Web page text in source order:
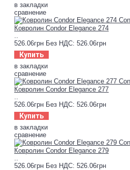
в закладки
сравнение
Ковролин Condor Elegance 274
526.06грн Без НДС: 526.06грн
Купить
в закладки
сравнение
Ковролин Condor Elegance 277
526.06грн Без НДС: 526.06грн
Купить
в закладки
сравнение
Ковролин Condor Elegance 279
526.06грн Без НДС: 526.06грн